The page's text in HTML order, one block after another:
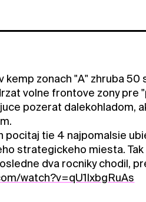
zonach "A" zhruba 50
volne frontove zony pre
pozerat dalekohladom,
tie 4 najpomalsie
strategickeho miesta.
dva rocniky chodil,
watch?v=qU1IxbgRuAs